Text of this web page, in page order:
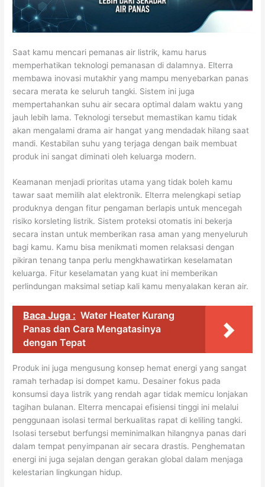
Saat kamu mencari pemanas air listrik, kamu harus
memperhatikan teknologi pemanasan di dalamnya. Elterra
membawa inovasi mutakhir yang mampu menyebarkan panas
secara merata ke seluruh tangki. Sistem ini juga
mempertahankan suhu air secara optimal dalam waktu yang
jauh lebih lama. Teknologi tersebut memastikan kamu tidak
akan mengalami drama air hangat yang mendadak hilang saat
mandi. Kestabilan suhu yang terjaga dengan baik membuat
produk ini sangat diminati oleh keluarga modern.
Keamanan menjadi prioritas utama yang tidak boleh kamu
tawar saat memilih alat elektronik. Elterra melengkapi setiap
produknya dengan fitur pengaman berlapis untuk mencegah
risiko korsleting listrik. Sistem proteksi otomatis ini bekerja
secara instan untuk memberikan rasa aman yang menyeluruh
bagi kamu. Kamu bisa menikmati momen relaksasi dengan
pikiran tenang tanpa perlu mengkhawatirkan keselamatan
keluarga. Fitur keselamatan yang kuat ini memberikan
perlindungan maksimal setiap kali kamu menyalakan keran air.
Baca Juga : Water Heater Kurang
Panas dan Cara Mengatasinya
dengan Tepat
Produk ini juga mengusung konsep hemat energi yang sangat
ramah terhadap isi dompet kamu. Desainer fokus pada
konsumsi daya listrik yang rendah agar tidak memicu lonjakan
tagihan bulanan. Elterra mencapai efisiensi tinggi ini melalui
penggunaan isolasi termal berkualitas rapat di keliling tangki.
Isolasi tersebut berfungsi meminimalkan hilangnya panas dari
dalam tempat penyimpanan air secara drastis. Penghematan
energi ini juga sejalan dengan gerakan global dalam menjaga
kelestarian lingkungan hidup.